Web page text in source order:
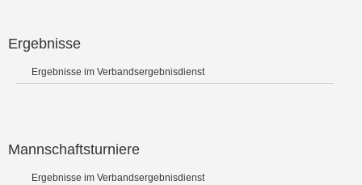
Ergebnisse
Ergebnisse im Verbandsergebnisdienst
Mannschaftsturniere
Ergebnisse im Verbandsergebnisdienst